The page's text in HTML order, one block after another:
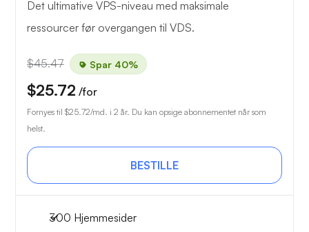
Det ultimative VPS-niveau med maksimale
ressourcer før overgangen til VDS.
$45.47 Spar 40%
$25.72 /for
Fornyes til $25.72/md. i 2 år. Du kan opsige abonnementet når som
helst.
BESTILLE
300 Hjemmesider